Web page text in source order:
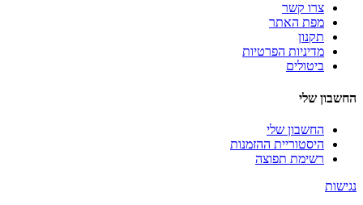
צרו קשר
מפת האתר
תקנון
מדיניות הפרטיות
ביטולים
החשבון שלי
החשבון שלי
היסטוריית ההזמנות
רשימת תפוצה
נגישות